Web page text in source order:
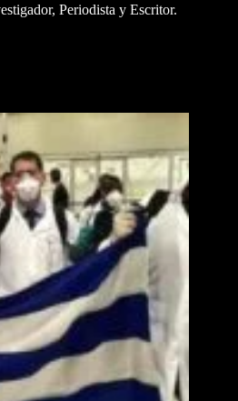
Periodista y Escritor.